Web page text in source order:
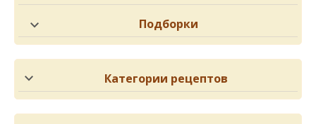
Подборки
Категории рецептов